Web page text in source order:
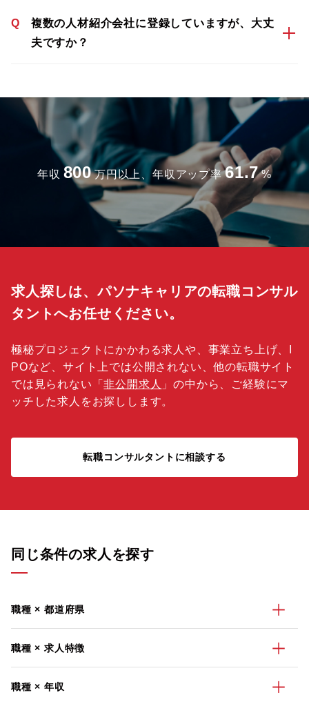
Q
複数の人材紹介会社に登録していますが、大丈
夫ですか？
年収 800 万円以上、年収アップ率 61.7 %
求人探しは、パソナキャリアの転職コンサル
タントへお任せください。
極秘プロジェクトにかかわる求人や、事業立ち上げ、I
POなど、サイト上では公開されない、他の転職サイト
では見られない「非公開求人 」の中から、ご経験にマ
ッチした求人をお探しします。
転職コンサルタントに相談する
同じ条件の求人を探す
職種 × 都道府県
職種 × 求人特徴
職種 × 年収